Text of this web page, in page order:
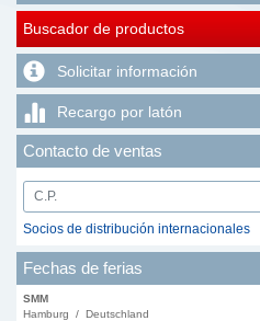
Buscador de productos
Solicitar información
Recargo por latón
Contacto de ventas
Socios de distribución internacionales
Fechas de ferias
SMM
Hamburg / Deutschland